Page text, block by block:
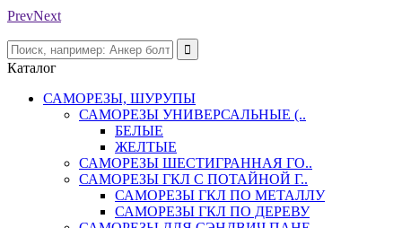
PrevNext
Каталог
САМОРЕЗЫ, ШУРУПЫ
САМОРЕЗЫ УНИВЕРСАЛЬНЫЕ (..
БЕЛЫЕ
ЖЕЛТЫЕ
САМОРЕЗЫ ШЕСТИГРАННАЯ ГО..
САМОРЕЗЫ ГКЛ С ПОТАЙНОЙ Г..
САМОРЕЗЫ ГКЛ ПО МЕТАЛЛУ
САМОРЕЗЫ ГКЛ ПО ДЕРЕВУ